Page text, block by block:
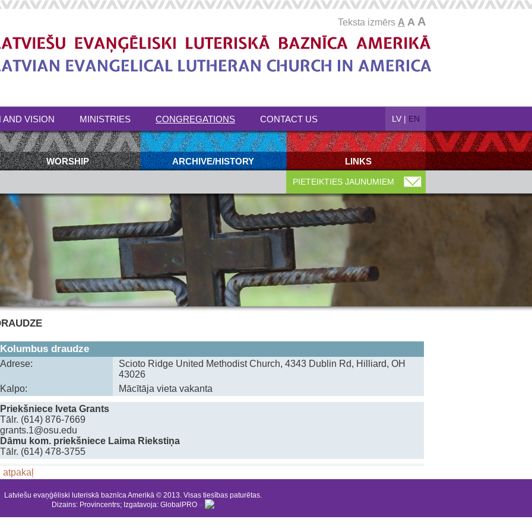
Teksta izmērs A A A
AND VISION MINISTRIES CONGREGATIONS CONTACT US LV | EN
WORSHIP ARCHIVE/HISTORY LINKS
PIETEIKTIES JAUNUMIEM
Kolumbus draudze
Adrese:
Scioto Ridge United Methodist Church, ‍4343 Dublin Rd, Hilliard, OH
43026
Kalpo:
Mācītāja vieta vakanta
Priekšniece Iveta Grants
Tālr. (614) 876-7669
grants.1@osu.edu
Dāmu kom. priekšniece Laima Riekstiņa
‍Tālr. (614) 478-3755
atpakaļ
Latviešu evaņģēliski luteriskā baznīca Amerikā © 2013. Visas tiesības paturētas.
Dizains: Provincentrs; Izgatavoja: GlobalPRO »